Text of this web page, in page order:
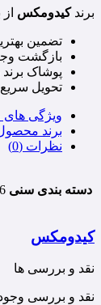
برندکیدومکس
تضمین
بازگشت
پوشاک برند
تحویل
ویژگی
برند
نظرات (0)
دسته بندی سنی 6 تا 10 ساله, 10 تا 14 ساله
کیدومکس
نقد و بررسی ها
نقد و بررسی وجود